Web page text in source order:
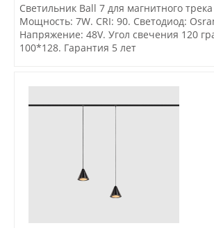
Светильник Ball 7 для магнитного
Мощность: 7W. CRI: 90. Светодиод:
Напряжение: 48V. Угол свечения 120
100*128. Гарантия 5 лет